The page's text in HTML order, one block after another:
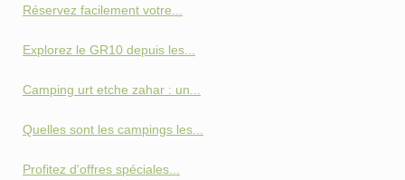
Réservez facilement votre...
Explorez le GR10 depuis les...
Camping urt etche zahar : un...
Quelles sont les campings les...
Profitez d'offres spéciales...